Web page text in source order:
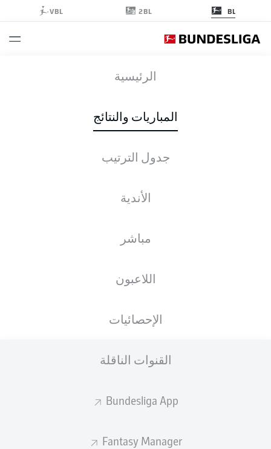
BL
2BL
VBL
الرئيسية
المباريات والنتائج
جدول الترتيب
الأندية
مباشر
اللاعبون
الإحصائيات
القنوات الناقلة
Bundesliga App
Fantasy Manager
1
1
الأخبار التشكيلات الإحصائيات
2.01